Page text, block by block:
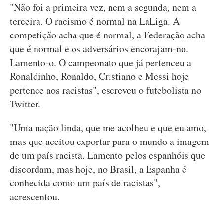
"Não foi a primeira vez, nem a segunda, nem a
terceira. O racismo é normal na LaLiga. A
competição acha que é normal, a Federação acha
que é normal e os adversários encorajam-no.
Lamento-o. O campeonato que já pertenceu a
Ronaldinho, Ronaldo, Cristiano e Messi hoje
pertence aos racistas", escreveu o futebolista no
Twitter.
"Uma nação linda, que me acolheu e que eu amo,
mas que aceitou exportar para o mundo a imagem
de um país racista. Lamento pelos espanhóis que
discordam, mas hoje, no Brasil, a Espanha é
conhecida como um país de racistas",
acrescentou.